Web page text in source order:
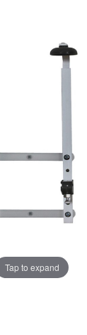
Tap to expand